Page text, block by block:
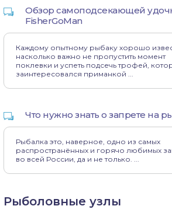
Обзор самоподсекающей
FisherGoMan
Каждому опытному рыбаку хорошо
насколько важно не пропустить момент
поклевки и успеть подсечь трофей,
заинтересовался приманкой ...
Что нужно знать о запрете на
Рыбалка это, наверное, одно из самых
распространённых и горячо любимых
во всей России, да и не только. ...
Рыболовные узлы